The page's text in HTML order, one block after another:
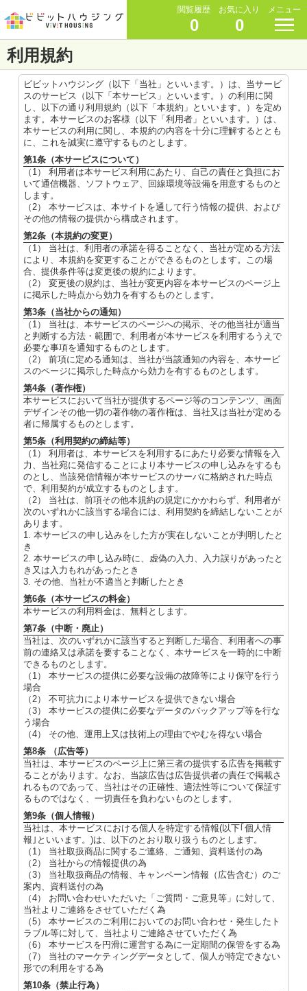
閲覧履歴
0
お気に入り
0
メニュー
利用規約
ビビットハウジング（以下「当社」といいます。）は、当サービ
スのサービス（以下「本サービス」といいます。）の利用に関
し、以下の通り利用規約（以下「本規約」といいます。）を定め
ます。本サービスのお客様（以下「利用者」といいます。）は、
本サービスの利用に関し、本規約の内容を十分に理解するととも
に、これを誠実に遵守するものとします。
第1条（本サービスについて）
（1） 利用者は本サービス利用にあたり、自己の責任と負担にお
いて通信機器、ソフトウェア、回線環境等設備を用意するものと
します。
（2） 本サービスは、本サイトを通して行う情報の提供、および
その他の情報の提供から構成されます。
第2条（本規約の変更）
（1） 当社は、利用者の承諾を得ることなく、当社が定める方法
により、本規約を変更することができるものとします。この場
合、提供条件等は変更後の規約によります。
（2） 変更後の規約は、当社が変更内容を本サービスのページ上
に掲示した時点から効力を有するものとします。
第3条（当社からの通知）
（1） 当社は、本サービスのページへの掲示、その他当社が適当
と判断する方法・範囲で、利用者が本サービスを利用するうえで
必要な事項を通知するものとします。
（2） 前項に定める通知は、当社が当該通知の内容を、本サービ
スのページに掲示した時点から効力を有するものとします。
第4条（著作権）
本サービスにおいて当社が提供するページ等のコンテンツ、画面
デザインその他一切の著作物の著作権は、当社又は当社が定める
者に帰属するものとします。
第5条（利用契約の締結等）
（1） 利用者は、本サービスを利用するにあたり必要な情報を入
力、当社宛に発信することにより本サービスの申し込みをするも
のとし、当該発信情報が本サービスのサーバに格納された時点
で、利用契約が成立するものとします。
（2） 当社は、前項その他本規約の規定にかかわらず、利用者が
次のいずれかに該当する場合には、利用契約を締結しないことが
あります。
1. 本サービスの申し込みをした方が実在しないことが判明したと
き
2. 本サービスの申し込み時に、虚偽の入力、入力誤りがあったと
き又は入力もれがあったとき
3. その他、当社が不適当と判断したとき
第6条（本サービスの料金）
本サービスの利用料金は、無料とします。
第7条（中断・廃止）
当社は、次のいずれかに該当すると判断した場合、利用者への事
前の連絡又は承諾を要することなく、本サービスを一時的に中断
できるものとします。
（1） 本サービスの提供に必要な設備の故障等により保守を行う
場合
（2） 不可抗力により本サービスを提供できない場合
（3） 本サービスの提供に必要なデータのバックアップ等を行な
う場合
（4） その他、運用上又は技術上の理由でやむを得ない場合
第8条 （広告等）
当社は、本サービスのページ上に第三者の提供する広告を掲載す
ることがあります。なお、当該広告は広告提供者の責任で掲載さ
れるものであって、当社はその正確性、適法性等について保証す
るものではなく、一切責任を負わないものとします。
第9条（個人情報）
当社は、本サービスにおける個人を特定する情報(以下｢個人情
報｣といいます。)は、以下のとおり取り扱うものとします。
（1） 当社取扱商品に関するご連絡、ご通知、資料送付の為
（2） 当社からの情報提供の為
（3） 当社取扱商品の情報、キャンペーン情報（広告含む）のご
案内、資料送付の為
（4） お問い合わせいただいた「ご質問・ご意見等」に対して、
当社よりご連絡をさせていただく為
（5） 本サービスのご利用においてのお問い合わせ・発生したト
ラブル等に対して、当社よりご連絡させていただく為
（6） 本サービスを円滑に運営する為に一定期間の保管をする為
（7） 当社のマーケティングデータとして、個人が特定できない
形での利用をする為
第10条（禁止行為）